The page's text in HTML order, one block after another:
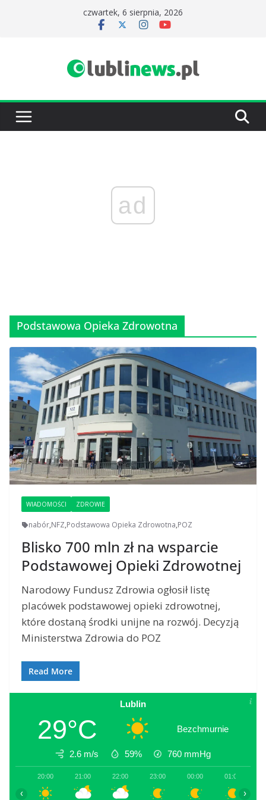
czwartek, 6 sierpnia, 2026
ad
Podstawowa Opieka Zdrowotna
WIADOMOŚCI ZDROWIE
nabór,NFZ,Podstawowa Opieka Zdrowotna,POZ
Blisko 700 mln zł na wsparcie
Podstawowej Opieki Zdrowotnej
Narodowy Fundusz Zdrowia ogłosił listę
placówek podstawowej opieki zdrowotnej,
które dostaną środki unijne na rozwój. Decyzją
Ministerstwa Zdrowia do POZ
Read More
Lublin
29°C Bezchmurnie
2.6 m/s 59% 760 mmHg
20:00 21:00 22:00 23:00 00:00 01:00
‹ ›